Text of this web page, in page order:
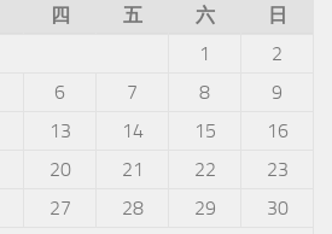
四 五 六
日
1
2
6 7 8
9
13 14 15
16
20 21 22
23
27 28 29
30